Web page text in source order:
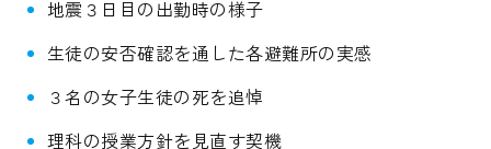
地震３日目の出勤時の様子
生徒の安否確認を通した各避難所の実感
３名の女子生徒の死を追悼
理科の授業方針を見直す契機